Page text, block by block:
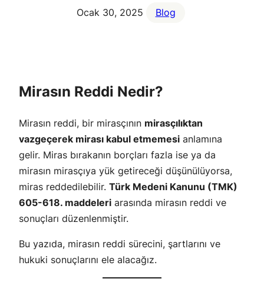
Ocak 30, 2025 Blog
Mirasın Reddi Nedir?
Mirasın reddi, bir mirasçının mirasçılıktan
vazgeçerek mirası kabul etmemesi anlamına
gelir. Miras bırakanın borçları fazla ise ya da
mirasın mirasçıya yük getireceği düşünülüyorsa,
miras reddedilebilir. Türk Medeni Kanunu (TMK)
605-618. maddeleri arasında mirasın reddi ve
sonuçları düzenlenmiştir.
Bu yazıda, mirasın reddi sürecini, şartlarını ve
hukuki sonuçlarını ele alacağız.